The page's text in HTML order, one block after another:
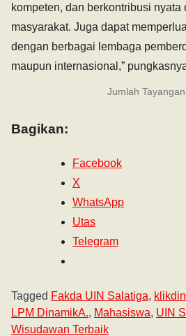
kompeten, dan berkontribusi
masyarakat. Juga dapat
dengan berbagai lembaga
maupun internasional,”
Jumlah
Bagikan:
Facebook
X
WhatsApp
Utas
Telegram
Tagged Fakda UIN Salatiga,
LPM DinamikA., Mahasiswa, UIN
Wisudawan Terbaik